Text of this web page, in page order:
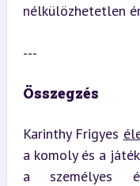
nélkülözhetetlen
---
Összegzés
Karinthy Frigyes
a komoly és a
a személyes